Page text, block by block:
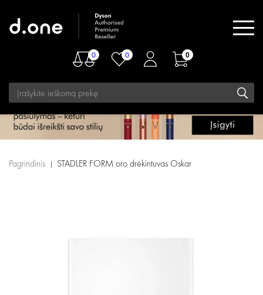
0 0 0
Pagrindinis STADLER FORM oro drėkintuvas Oskar